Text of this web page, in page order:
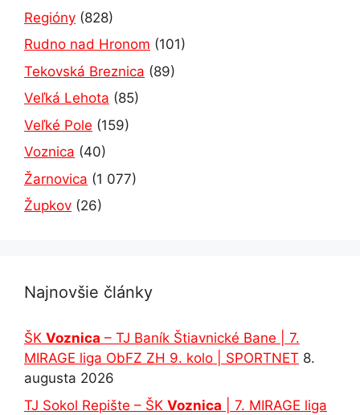
Regióny (828)
Rudno nad Hronom (101)
Tekovská Breznica (89)
Veľká Lehota (85)
Veľké Pole (159)
Voznica (40)
Žarnovica (1 077)
Župkov (26)
Najnovšie články
ŠK Voznica – TJ Baník Štiavnické Bane | 7.
MIRAGE liga ObFZ ZH 9. kolo | SPORTNET 8.
augusta 2026
TJ Sokol Repište – ŠK Voznica | 7. MIRAGE liga